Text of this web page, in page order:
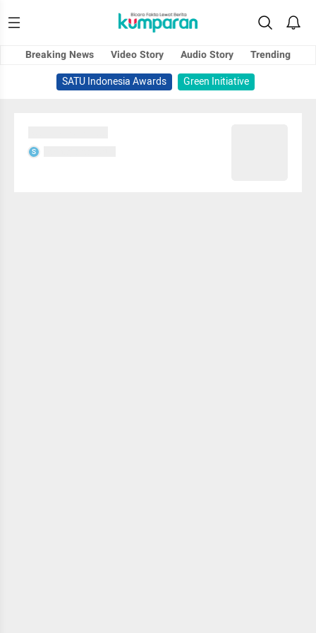
Breaking News Video Story Audio Story
Trending
SATU Indonesia Awards
Green Initiative
S